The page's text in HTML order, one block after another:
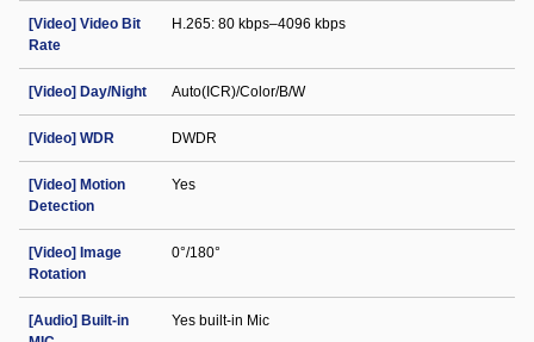
[Video] Video Bit
Rate
H.265: 80 kbps–4096 kbps
[Video] Day/Night Auto(ICR)/Color/B/W
[Video] WDR DWDR
[Video] Motion
Detection
Yes
[Video] Image
Rotation
0°/180°
[Audio] Built-in
Yes built-in Mic